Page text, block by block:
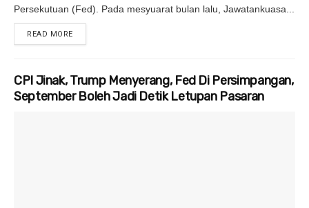
Persekutuan (Fed). Pada mesyuarat bulan lalu, Jawatankuasa...
READ MORE
CPI Jinak, Trump Menyerang, Fed Di Persimpangan,
September Boleh Jadi Detik Letupan Pasaran